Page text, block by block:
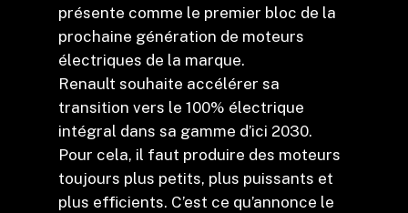
présente comme le premier bloc de la
prochaine génération de moteurs
électriques de la marque.
Renault souhaite accélérer sa
transition vers le 100% électrique
intégral dans sa gamme d’ici 2030.
Pour cela, il faut produire des moteurs
toujours plus petits, plus puissants et
plus efficients. C’est ce qu’annonce le